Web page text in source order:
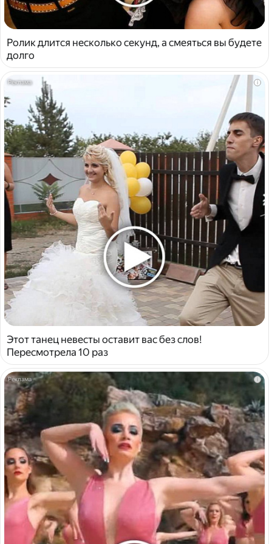
Ролик длится несколько секунд, а смеяться вы будете
долго
i
Этот танец невесты оставит вас без слов!
Пересмотрела 10 раз
i